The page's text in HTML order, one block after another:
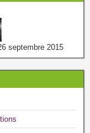
septembre 2015